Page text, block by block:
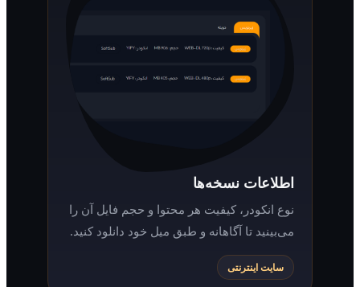
اطلاعات نسخه‌ها
نوع انکودر، کیفیت هر محتوا و حجم فایل آن را
می‌بینید تا آگاهانه و طبق میل خود دانلود کنید.
سایت اینترنتی